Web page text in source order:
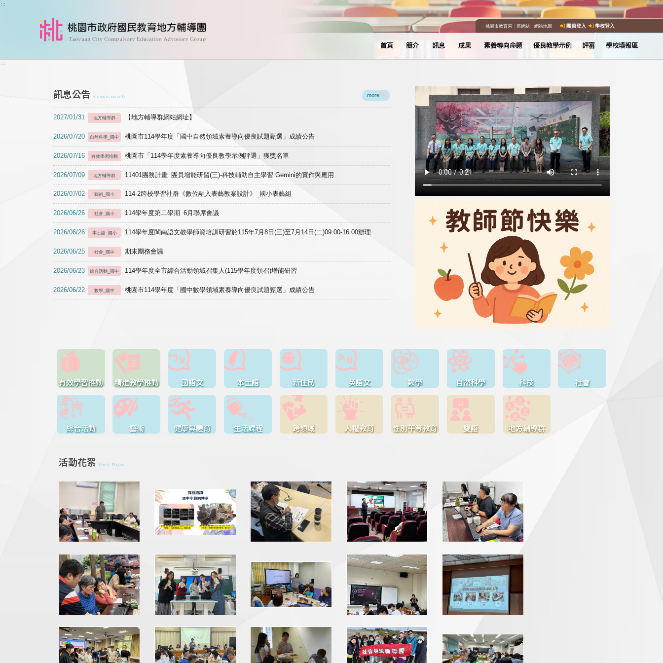
跳到主要內容
:::
桃園市教育局｜ 舊網站｜ 網站地圖 團員登入 學校登入
首頁 簡介 訊息 成果 素養導向命題 優良教學示例 評審 學校填報區
:::
訊息公告 Announcements more
2027/01/31 地方輔導群 【地方輔導群網站網址】
2026/07/20 自然科學_國中 桃園市114學年度「國中自然領域素養導向優良試題甄選」成績公告
2026/07/16 有效學習推動 桃園市「114學年度素養導向優良教學示例評選」獲獎名單
2026/07/09 地方輔導群 11401團務計畫 團員增能研習(三)-科技輔助自主學習:Gemini的實作與應用
2026/07/02 藝術_國小 114-2跨校學習社群《數位融入表藝教案設計》_國小表藝組
2026/06/26 社會_國小 114學年度第二學期 6月聯席會議
2026/06/26 本土語_國小 114學年度閩南語文教學師資培訓研習於115年7月8日(三)至7月14日(二)09:00-16:00辦理
2026/06/25 社會_國中 期末團務會議
2026/06/23 綜合活動_國中 114學年度全市綜合活動領域召集人(115學年度領召)增能研習
2026/06/22 數學_國中 桃園市114學年度「國中數學領域素養導向優良試題甄選」成績公告
有效學習推動 精進教學推動 國語文 本土語 新住民 英語文 數學 自然科學 科技 社會
綜合活動 藝術 健康與體育 生活課程 跨領域 人權教育 性別平等教育 雙語 地方輔導群
活動花絮 Event Photos